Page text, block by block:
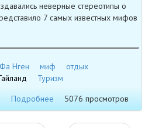
неверные стереотипы о
7 самых известных мифов
Нген миф
отдых
Туризм
Подробнее
5076 просмотров